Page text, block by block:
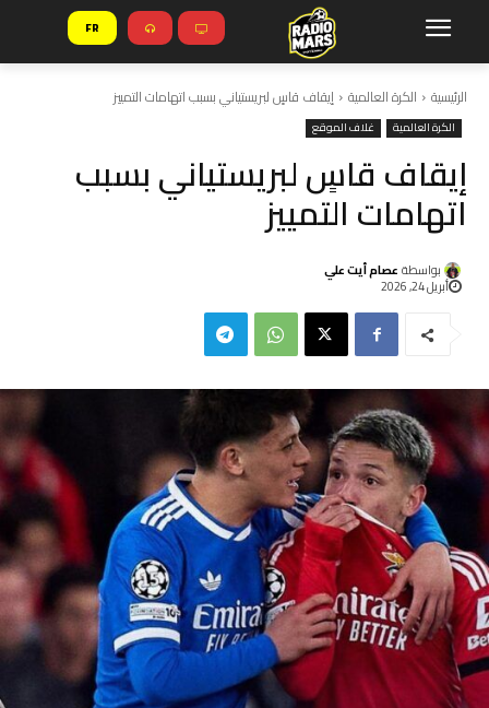
FR
الرئيسية الكرة العالمية إيقاف قاسٍ لبريستياني بسبب اتهامات التمييز
الكرة العالمية غلاف الموقع
إيقاف قاسٍ لبريستياني بسبب
اتهامات التمييز
بواسطة عصام أيت علي
أبريل 24, 2026